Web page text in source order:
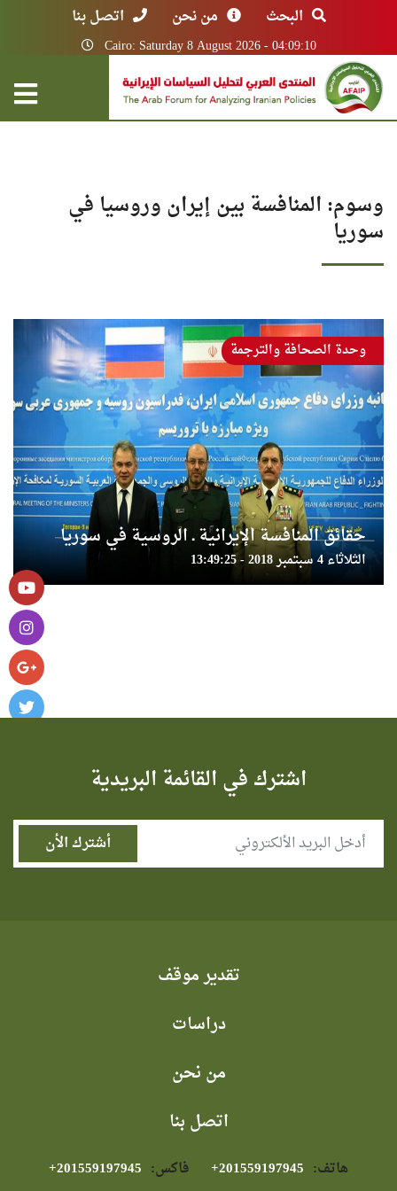
البحث من نحن اتصل بنا
Cairo: Saturday 8 August 2026 - 04:09:10
وسوم: المنافسة بين إيران وروسيا في
سوريا
حقائق المنافسة الإيرانية ـ الروسية في سوريا
الثلاثاء 4 سبتمبر 2018 - 13:49:25
وحدة الصحافة والترجمة
اشترك في القائمة البريدية
تقدير موقف
دراسات
من نحن
اتصل بنا
هاتف: فاكس: